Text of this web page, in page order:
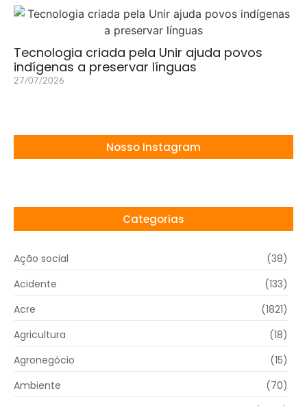
Tecnologia criada pela Unir ajuda povos
indígenas a preservar línguas
27/07/2026
Nosso Instagram
Categorias
Ação social
(38)
Acidente
(133)
Acre
(1821)
Agricultura
(18)
Agronegócio
(15)
Ambiente
(70)